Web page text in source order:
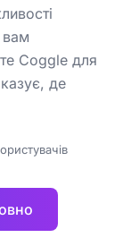
вам
Coggle для
де